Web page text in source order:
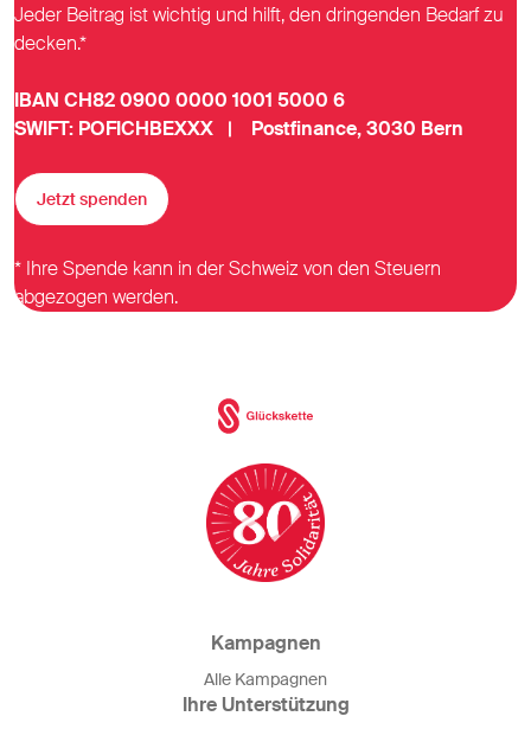
Jeder Beitrag ist wichtig und hilft, den dringenden Bedarf zu
decken.*
IBAN CH82 0900 0000 1001 5000 6
SWIFT: POFICHBEXXX | Postfinance, 3030 Bern
Jetzt spenden
* Ihre Spende kann in der Schweiz von den Steuern
abgezogen werden.
Kampagnen
Alle Kampagnen
Ihre Unterstützung